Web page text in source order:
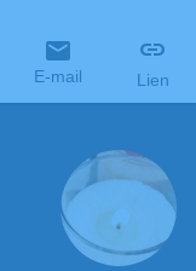
E-mail Lien